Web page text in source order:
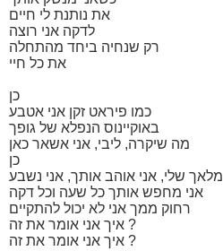
את נותנת לי חיים
לדקה אני רוצה
רק שנחיה ביחד מהתחלה
את כל חיי
כן
כמו פיראט זקן אני אטבע
באוקיינוס הנפלא של גופך
מה שיקרה, ליבי, אני אשאר כאן
כן
מלאך שלי, אני אוהב אותך, אני נשבע
אני מחפש אותך כל שעה וכל דקה
רחוק ממך אני לא יכול להתקיים
איך אני אומר את זה ?
איך אני אומר את זה ?